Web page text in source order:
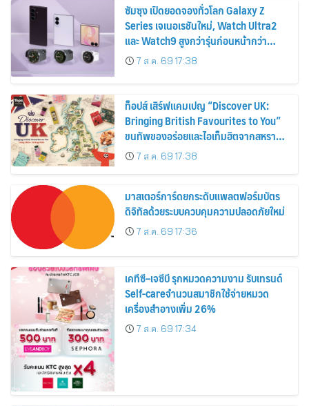
ซัมซุง เปิดยอดจองทั่วโลก Galaxy Z
Series เจเนอเรชันใหม่, Watch Ultra2
และ Watch9 สูงกว่ารุ่นก่อนหน้ากว่า
30%7 ส.ค. 69 17:38
ท็อปส์ เสิร์ฟแคมเปญ “Discover UK:
Bringing British Favourites to You”
ขนทัพของอร่อยและไอเท็มฮิตจากสหราช
อาณาจักร ส่งตรงถึงมือตั้งแต่วันนี้ – 18
สิงหาคมนี้
7 ส.ค. 69 17:38
มาสเตอร์การ์ดยกระดับแพลตฟอร์มบัตร
ดิจิทัลด้วยระบบควบคุมความปลอดภัยใหม่
7 ส.ค. 69 17:36
เคทีซี–เจซีบี รุกหมวดความงาม รับเทรนด์
Self-careจำนวนสมาชิกใช้จ่ายหมวด
เครื่องสำอางเพิ่ม 26%
7 ส.ค. 69 17:34